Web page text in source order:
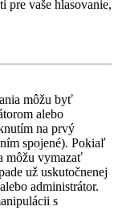
pre vaše hlasovanie,
môžu byť
alebo
na prvý
spojené). Pokiaľ
môžu vymazať
už uskutočnenej
administrátor.
s